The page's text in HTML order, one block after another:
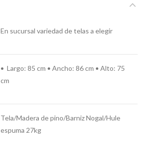
En sucursal variedad de telas a elegir
• Largo: 85 cm • Ancho: 86 cm • Alto: 75
cm
Tela/Madera de pino/Barniz Nogal/Hule
espuma 27kg